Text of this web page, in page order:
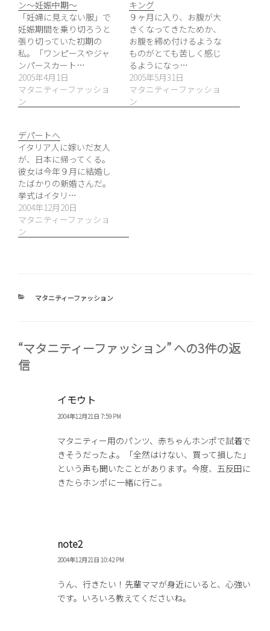
ン〜妊娠中期〜
「妊婦に見えない服」で
妊娠期間を乗り切ろうと
張り切っていた初期の
私。「ワンピースやジャ
ンパースカート…
2005年4月1日
マタニティーファッショ
ン
キング
９ヶ月に入り、お腹が大
きくなってきたためか、
お腹を締め付けるような
ものがとても苦しく感じ
るようになっ…
2005年5月31日
マタニティーファッショ
ン
デパートへ
イタリア人に嫁いだ友人
が、日本に帰ってくる。
彼女は今年９月に結婚し
たばかりの新婚さんだ。
挙式はイタリ…
2004年12月20日
マタニティーファッショ
ン
カ
ー
マタニティーファッション
“マタニティーファッション” への3件の返
信
イモウト
2004年12月21日 7:59 PM
マタニティー用のパンツ、赤ちゃんホンポで試着で
きそうだったよ。「全然はけない、買って損した」
という声も聞いたことがあります。今度、五反田に
きたらホンポに一緒に行こ。
note2
2004年12月21日 10:42 PM
うん、行きたい！先輩ママが身近にいると、心強い
です。いろいろ教えてくださいね。